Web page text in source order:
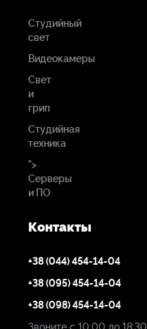
Студийный
свет
Видеокамеры
Свет
и
грип
Студийная
техника
">
Серверы
и ПО
Контакты
+38 (044) 454-14-04
+38 (095) 454-14-04
+38 (098) 454-14-04